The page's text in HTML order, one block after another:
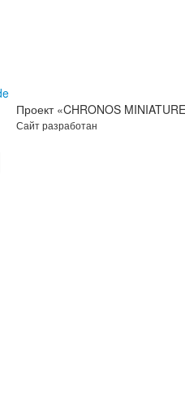
Проект «CHRONOS
Сайт разработан